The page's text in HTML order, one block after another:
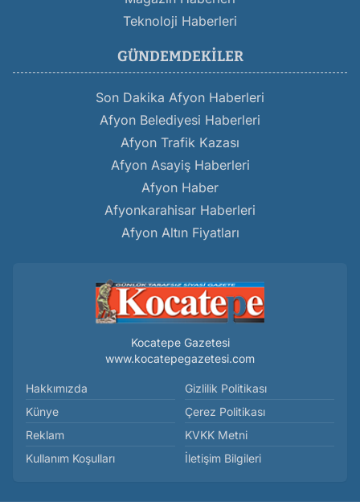
Teknoloji Haberleri
GÜNDEMDEKILER
Son Dakika Afyon Haberleri
Afyon Belediyesi Haberleri
Afyon Trafik Kazası
Afyon Asayiş Haberleri
Afyon Haber
Afyonkarahisar Haberleri
Afyon Altın Fiyatları
Kocatepe Gazetesi
www.kocatepegazetesi.com
Hakkımızda
Künye
Reklam
Kullanım Koşulları
Gizlilik Politikası
Çerez Politikası
KVKK Metni
İletişim Bilgileri